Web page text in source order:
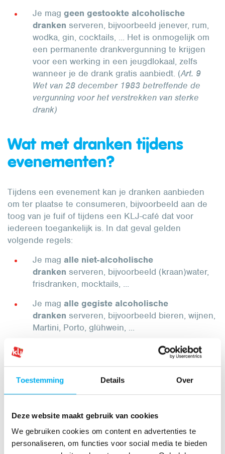
Toestemming Details Over
Deze website maakt gebruik van cookies
We gebruiken cookies om content en advertenties te
personaliseren, om functies voor social media te bieden
Je mag geen gestookte alcoholische
dranken serveren, bijvoorbeeld jenever, rum,
wodka, gin, cocktails, ... Het is onmogelijk om
een permanente drankvergunning te krijgen
voor een werking in een jeugdlokaal, zelfs
wanneer je de drank gratis aanbiedt. (Art. 9
Wet van 28 december 1983 betreffende de
vergunning voor het verstrekken van sterke
drank)
Wat met dranken tijdens
evenementen?
Tijdens een evenement kan je dranken aanbieden
om ter plaatse te consumeren, bijvoorbeeld aan de
toog van je fuif of tijdens een KLJ-café dat voor
iedereen toegankelijk is. In dat geval gelden
volgende regels:
Je mag alle niet-alcoholische
dranken serveren, bijvoorbeeld (kraan)water,
frisdranken, mocktails, ...
Je mag alle gegiste alcoholische
dranken serveren, bijvoorbeeld bieren, wijnen,
Martini, Porto, glühwein, ...
alleen gestookte alcoholische
een vergunninghebt,
cocktails, ... Je gemeente geeft de vergunning
af en bepaalt de vorm. (Art. 2 Wet van 28
voor het verstrekken van sterke drank)